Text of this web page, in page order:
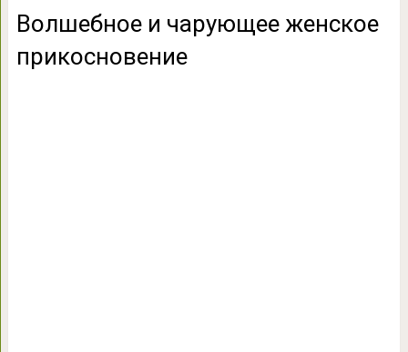
Волшебное и чарующее женское
прикосновение